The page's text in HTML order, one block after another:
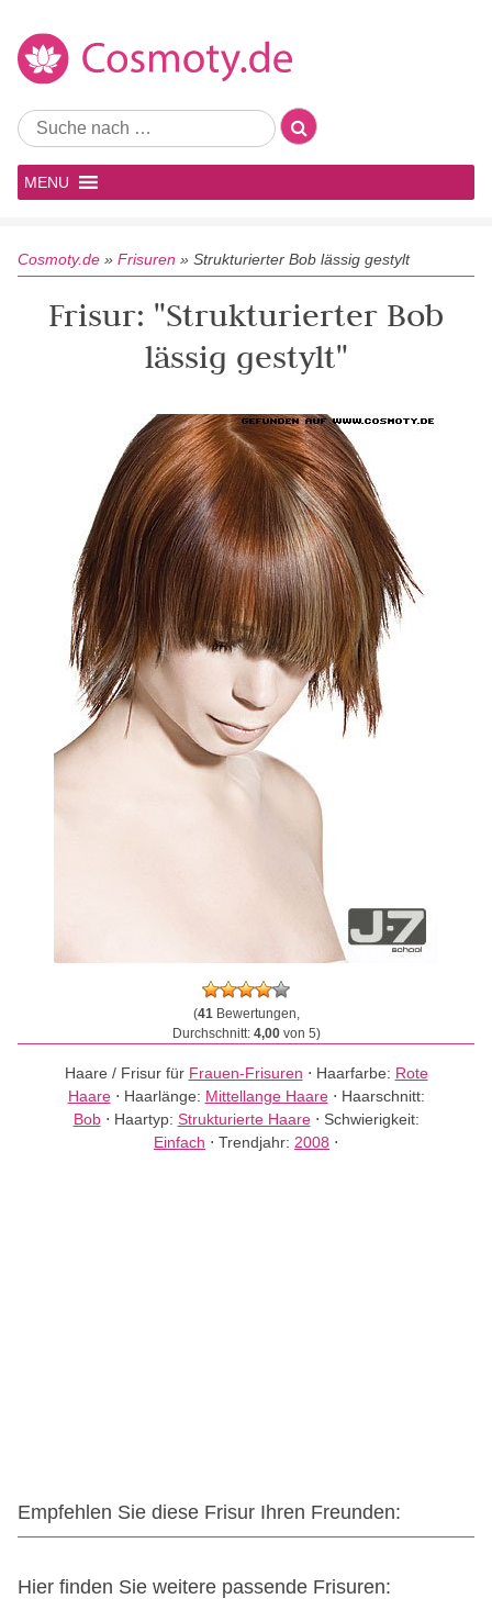
MENU
Cosmoty.de » Frisuren » Strukturierter Bob lässig gestylt
Frisur: "Strukturierter Bob
lässig gestylt"
(41Bewertungen,
Durchschnitt: 4,00von 5)
Haare / Frisur für Frauen-Frisuren ⋅ Haarfarbe: Rote
Haare⋅ Haarlänge: Mittellange Haare⋅ Haarschnitt:
Bob⋅ Haartyp: Strukturierte Haare⋅ Schwierigkeit:
Einfach ⋅ Trendjahr: 2008 ⋅
Empfehlen Sie diese Frisur Ihren Freunden:
Hier finden Sie weitere passende Frisuren: